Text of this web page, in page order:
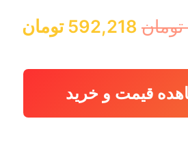
تومان قیمت
623,392 تومان
592,218 تومان
قیمت و خرید